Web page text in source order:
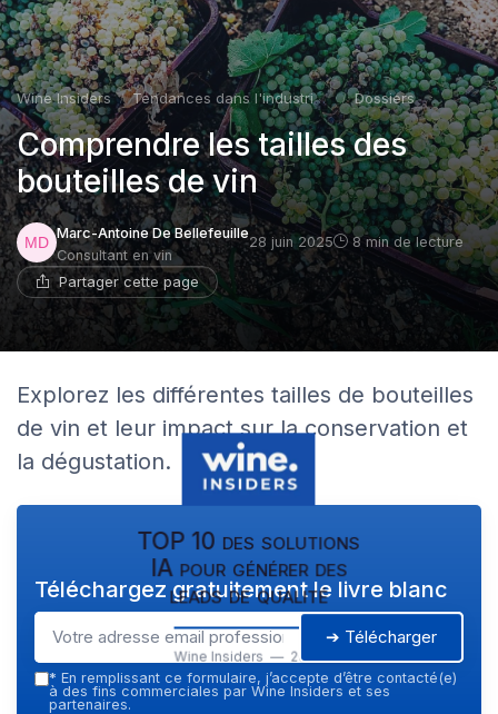
Wine Insiders Tendances dans l'industrie du vin Dossiers
Comprendre les tailles des
bouteilles de vin
Marc-Antoine De Bellefeuille
Consultant en vin
28 juin 2025 8 min de lecture
Partager cette page
Explorez les différentes tailles de bouteilles
de vin et leur impact sur la conservation et
la dégustation.
TOP 10 des solutions
IA pour générer des
leads de qualité
Wine Insiders — 2026
Téléchargez gratuitement le livre blanc
➔ Télécharger
* En remplissant ce formulaire, j’accepte d’être contacté(e)
à des fins commerciales par Wine Insiders et ses
partenaires.